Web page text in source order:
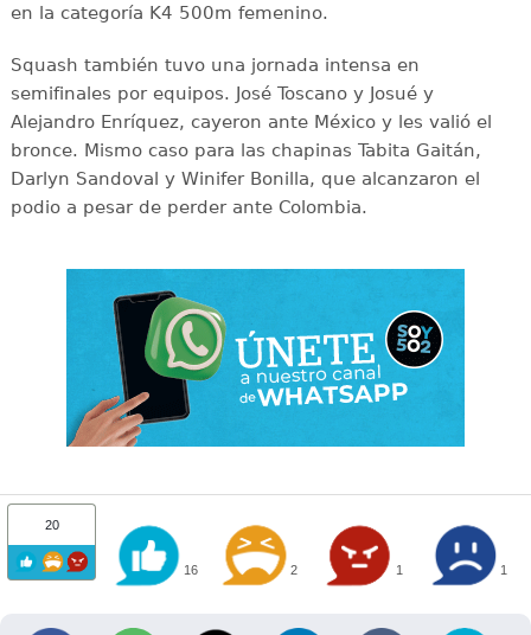
en la categoría K4 500m femenino.
Squash también tuvo una jornada intensa en
semifinales por equipos. José Toscano y Josué y
Alejandro Enríquez, cayeron ante México y les valió el
bronce. Mismo caso para las chapinas Tabita Gaitán,
Darlyn Sandoval y Winifer Bonilla, que alcanzaron el
podio a pesar de perder ante Colombia.
20
16 2 1 1